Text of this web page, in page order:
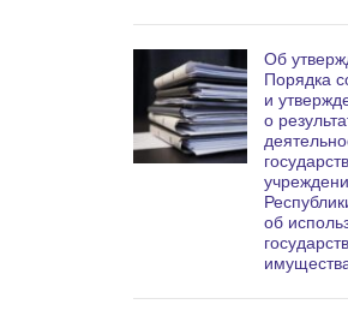
Об
Порядка
и
о
об